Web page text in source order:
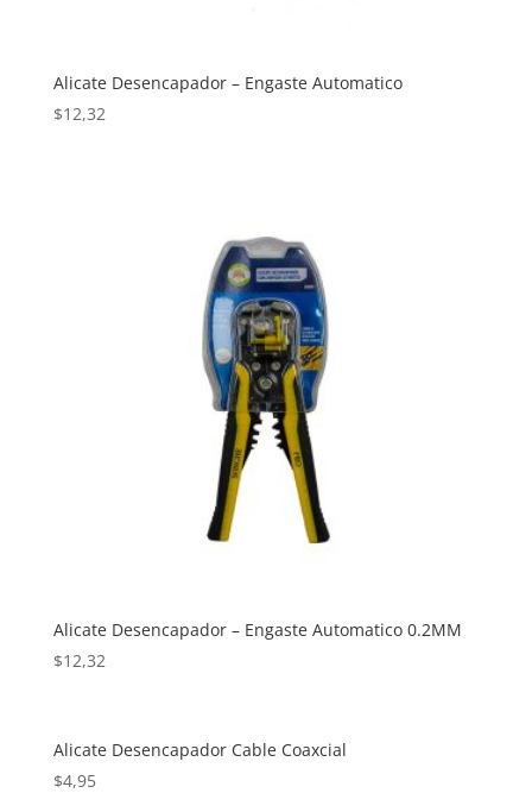
Alicate Desencapador – Engaste Automatico
$12,32
Alicate Desencapador – Engaste Automatico 0.2MM
$12,32
Alicate Desencapador Cable Coaxcial
$4,95